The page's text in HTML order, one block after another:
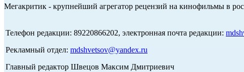
Мегакритик - крупнейший агрегатор рецензий на кинофильмы в
Телефон редакции: 89220866202, электронная почта редакции:
Рекламный отдел: mdshvetsov@yandex.ru
Главный редактор Швецов Максим Дмитриевич